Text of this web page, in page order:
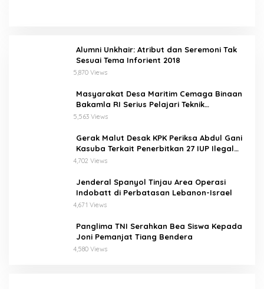
Alumni Unkhair: Atribut dan Seremoni Tak
Sesuai Tema Inforient 2018
5,870 Views
Masyarakat Desa Maritim Cemaga Binaan
Bakamla RI Serius Pelajari Teknik
Padamkan Api dan Penyelamatan di Laut
5,563 Views
Gerak Malut Desak KPK Periksa Abdul Gani
Kasuba Terkait Penerbitkan 27 IUP Ilegal
dan Hasil Temuan BPK RI
4,702 Views
Jenderal Spanyol Tinjau Area Operasi
Indobatt di Perbatasan Lebanon-Israel
4,671 Views
Panglima TNI Serahkan Bea Siswa Kepada
Joni Pemanjat Tiang Bendera
4,580 Views